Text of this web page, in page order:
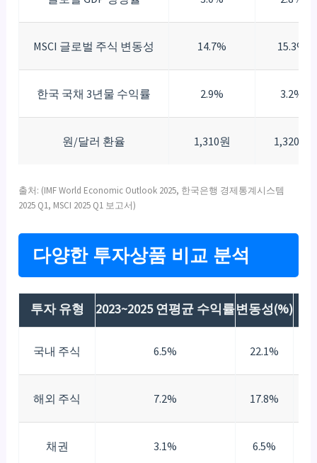
MSCI 글로벌 주식 변동성 14.7% 15.3%
한국 국채 3년물 수익률 2.9% 3.2%
원/달러 환율 1,310원 1,320원
출처: (IMF World Economic Outlook 2025, 한국은행 경제통계시스템
2025 Q1, MSCI 2025 Q1 보고서)
다양한 투자상품 비교 분석
투자 유형 2023~2025 연평균 수익률변동성(%)
국내 주식 6.5% 22.1%
해외 주식 7.2% 17.8%
채권 3.1% 6.5%